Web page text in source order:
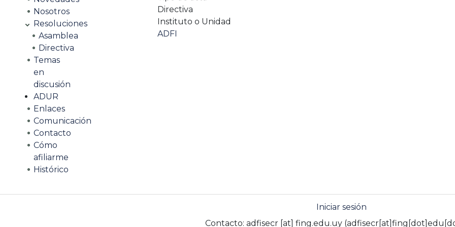
Nosotros
Resoluciones
Asamblea
Directiva
Temas
en
discusión
ADUR
Enlaces
Comunicación
Contacto
Cómo
afiliarme
Histórico
Directiva
Instituto o Unidad
ADFI
Iniciar sesión
Contacto: adfisecr [at] fing.edu.uy